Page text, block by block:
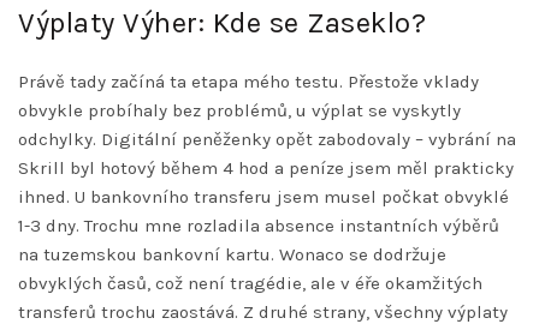
Výplaty Výher: Kde se Zaseklo?
Právě tady začíná ta etapa mého testu. Přestože vklady
obvykle probíhaly bez problémů, u výplat se vyskytly
odchylky. Digitální peněženky opět zabodovaly – vybrání na
Skrill byl hotový během 4 hod a peníze jsem měl prakticky
ihned. U bankovního transferu jsem musel počkat obvyklé
1-3 dny. Trochu mne rozladila absence instantních výběrů
na tuzemskou bankovní kartu. Wonaco se dodržuje
obvyklých časů, což není tragédie, ale v éře okamžitých
transferů trochu zaostává. Z druhé strany, všechny výplaty